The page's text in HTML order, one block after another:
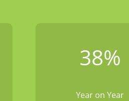
38%
Year on Year